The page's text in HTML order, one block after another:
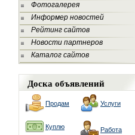
Фотогалерея
Информер новостей
Рейтинг сайтов
Новости партнеров
Каталог сайтов
Доска объявлений
Продам Услуги
Куплю Работа